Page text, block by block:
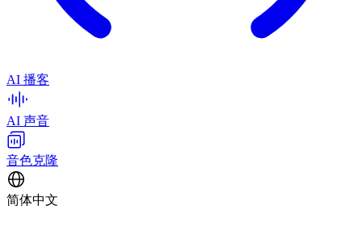
AI 播客
AI 声音
音色克隆
简体中文